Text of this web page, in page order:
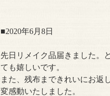
■2020年6月8日
先日リメイク品届きました。
ても嬉しいです。
また、残布まできれいにお返
変感動いたしました。